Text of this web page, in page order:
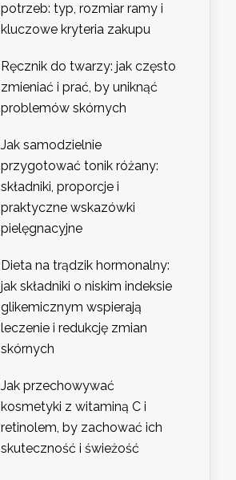
potrzeb: typ, rozmiar ramy i
kluczowe kryteria zakupu
Ręcznik do twarzy: jak często
zmieniać i prać, by uniknąć
problemów skórnych
Jak samodzielnie
przygotować tonik różany:
składniki, proporcje i
praktyczne wskazówki
pielęgnacyjne
Dieta na trądzik hormonalny:
jak składniki o niskim indeksie
glikemicznym wspierają
leczenie i redukcję zmian
skórnych
Jak przechowywać
kosmetyki z witaminą C i
retinolem, by zachować ich
skuteczność i świeżość